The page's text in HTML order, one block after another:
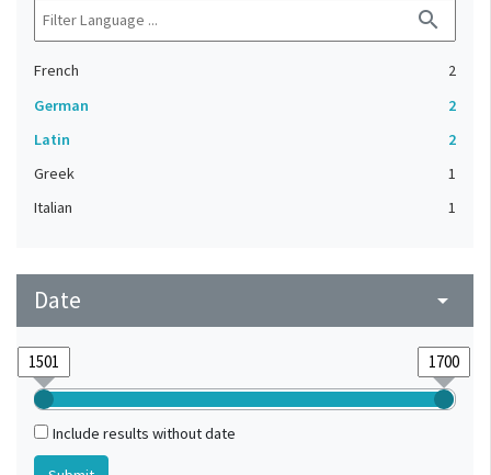
search
French
2
German
2
Latin
2
Greek
1
Italian
1
Date arrow_drop_down
Include results without date